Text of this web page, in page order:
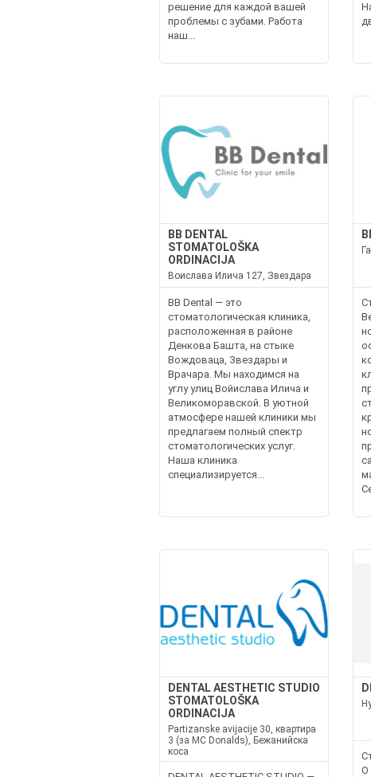
решение для каждой вашей
проблемы с зубами. Работа
наш...
BB DENTAL
STOMATOLOŠKA
ORDINACIJA
Воислава Илича 127, Звездара
BB Dental — это
стоматологическая клиника,
расположенная в районе
Денкова Башта, на стыке
Вождоваца, Звездары и
Врачара. Мы находимся на
углу улиц Войислава Илича и
Великоморавской. В уютной
атмосфере нашей клиники мы
предлагаем полный спектр
стоматологических услуг.
Наша клиника
специализируется...
DENTAL AESTHETIC STUDIO
STOMATOLOŠKA
ORDINACIJA
Partizanske avijacije 30, квартира
3 (за MC Donalds), Бежанийска
коса